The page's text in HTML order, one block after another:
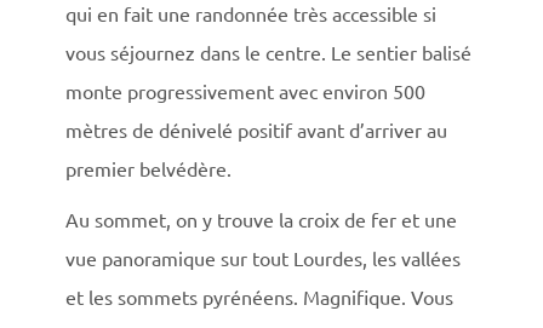
qui en fait une randonnée très accessible si
vous séjournez dans le centre. Le sentier balisé
monte progressivement avec environ 500
mètres de dénivelé positif avant d’arriver au
premier belvédère.
Au sommet, on y trouve la croix de fer et une
vue panoramique sur tout Lourdes, les vallées
et les sommets pyrénéens. Magnifique. Vous